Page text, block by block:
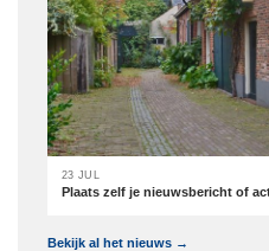
23 JUL
Plaats zelf je nieuwsbericht of
Bekijk al het nieuws →